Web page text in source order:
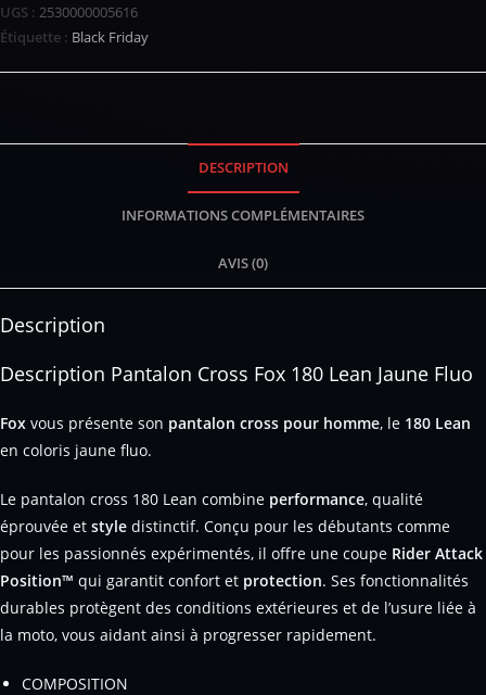
UGS : 2530000005616
Étiquette : Black Friday
DESCRIPTION
INFORMATIONS COMPLÉMENTAIRES
AVIS (0)
Description
Description Pantalon Cross Fox 180 Lean Jaune Fluo
Fox vous présente son pantalon cross pour homme, le 180 Lean
en coloris jaune fluo.
Le pantalon cross 180 Lean combine performance, qualité
éprouvée et style distinctif. Conçu pour les débutants comme
pour les passionnés expérimentés, il offre une coupe Rider Attack
Position™ qui garantit confort et protection. Ses fonctionnalités
durables protègent des conditions extérieures et de l’usure liée à
la moto, vous aidant ainsi à progresser rapidement.
COMPOSITION